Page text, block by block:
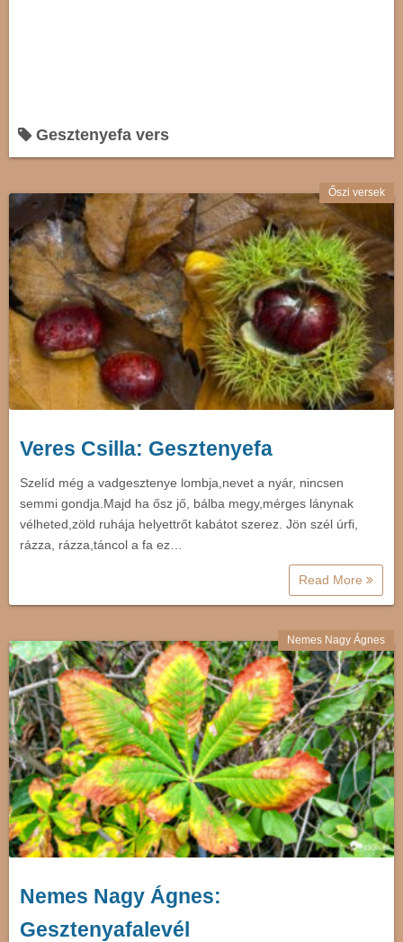
Gesztenyefa vers
Őszi versek
Veres Csilla: Gesztenyefa
Szelíd még a vadgesztenye lombja,nevet a nyár, nincsen
semmi gondja.Majd ha ősz jő, bálba megy,mérges lánynak
vélheted,zöld ruhája helyettrőt kabátot szerez. Jön szél úrfi,
rázza, rázza,táncol a fa ez…
Read More
Nemes Nagy Ágnes
Nemes Nagy Ágnes:
Gesztenyafalevél